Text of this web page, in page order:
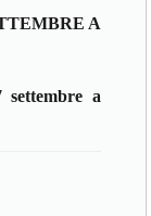
A
settembre a